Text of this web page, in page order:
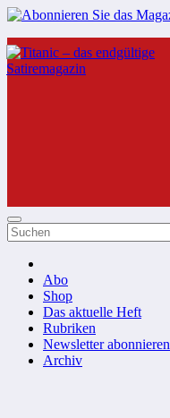
Zum
Inhalt
springen
Abo
Shop
Das aktuelle Heft
Rubriken
Newsletter abonnieren
Archiv